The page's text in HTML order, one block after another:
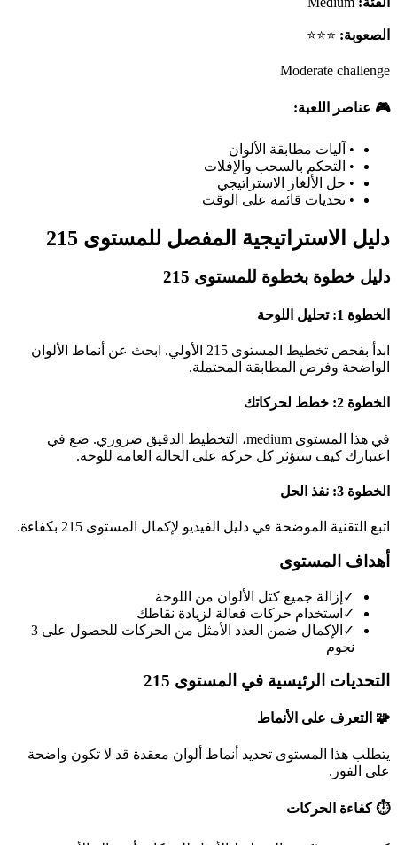
الصعوبة: ⭐⭐⭐
Moderate challenge
🎮 عناصر اللعبة:
• آليات مطابقة الألوان
• التحكم بالسحب والإفلات
• حل الألغاز الاستراتيجي
• تحديات قائمة على الوقت
دليل الاستراتيجية المفصل للمستوى 215
دليل خطوة بخطوة للمستوى 215
الخطوة 1: تحليل اللوحة
ابدأ بفحص تخطيط المستوى 215 الأولي. ابحث عن أنماط الألوان
الواضحة وفرص المطابقة المحتملة.
الخطوة 2: خطط لحركاتك
في هذا المستوى medium، التخطيط الدقيق ضروري. ضع في
اعتبارك كيف ستؤثر كل حركة على الحالة العامة للوحة.
الخطوة 3: نفذ الحل
اتبع التقنية الموضحة في دليل الفيديو لإكمال المستوى 215 بكفاءة.
أهداف المستوى
✓ إزالة جميع كتل الألوان من اللوحة
✓ استخدام حركات فعالة لزيادة نقاطك
✓
الإكمال ضمن العدد الأمثل من الحركات للحصول على 3
نجوم
التحديات الرئيسية في المستوى 215
🧩 التعرف على الأنماط
يتطلب هذا المستوى تحديد أنماط ألوان معقدة قد لا تكون واضحة
على الفور.
⏱️ كفاءة الحركات